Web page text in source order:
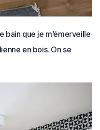
bain que je m’émerveille
en bois. On se